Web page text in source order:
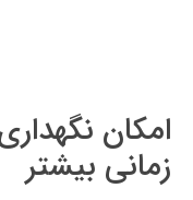
امکان
زمانی بیشتر